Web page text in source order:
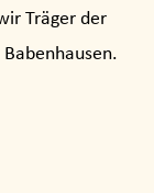
Träger der